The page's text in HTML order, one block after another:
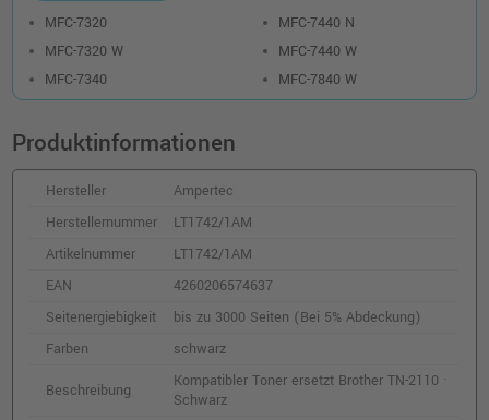
MFC-7320
MFC-7320 W
MFC-7340
MFC-7440 N
MFC-7440 W
MFC-7840 W
Produktinformationen
Hersteller
Ampertec
Herstellernummer
LT1742/1AM
Artikelnummer
LT1742/1AM
EAN
4260206574637
Seitenergiebigkeit
bis zu 3000 Seiten (Bei 5% Abdeckung)
Farben
schwarz
Beschreibung
Kompatibler Toner ersetzt Brother TN-2110 ·
Schwarz